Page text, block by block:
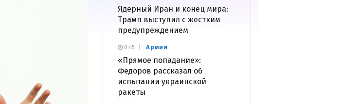
Ядерный Иран и конец мира:
Трамп выступил с жестким
предупреждением
Армия
«Прямое попадание»:
Федоров рассказал об
испытании украинской
ракеты
0:45